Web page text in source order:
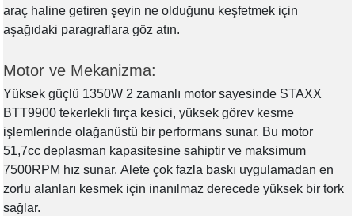
Üfleme Makinesi
araç haline getiren şeyin ne olduğunu keşfetmek için
aşağıdaki paragraflara göz atın.
Motor ve Mekanizma:
Yüksek güçlü 1350W 2 zamanlı motor sayesinde STAXX
BTT9900 tekerlekli fırça kesici, yüksek görev kesme
işlemlerinde olağanüstü bir performans sunar. Bu motor
51,7cc deplasman kapasitesine sahiptir ve maksimum
7500RPM hız sunar. Alete çok fazla baskı uygulamadan en
zorlu alanları kesmek için inanılmaz derecede yüksek bir tork
sağlar.